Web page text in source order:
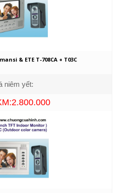
& ETE T-708CA + T03C
niêm yết: